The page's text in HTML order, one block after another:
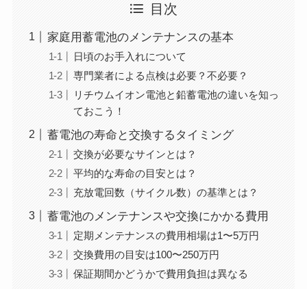
目次
家庭用蓄電池のメンテナンスの基本
日頃のお手入れについて
専門業者による点検は必要？不必要？
リチウムイオン電池と鉛蓄電池の違いを知っ
ておこう！
蓄電池の寿命と交換するタイミング
交換が必要なサインとは？
平均的な寿命の目安とは？
充放電回数（サイクル数）の基準とは？
蓄電池のメンテナンスや交換にかかる費用
定期メンテナンスの費用相場は1〜5万円
交換費用の目安は100〜250万円
保証期間かどうかで費用負担は異なる